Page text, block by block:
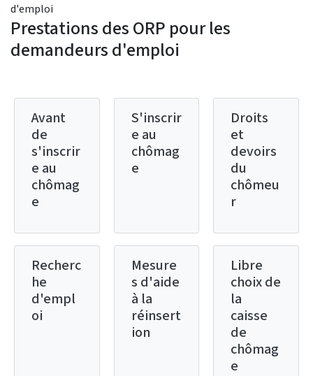
d'emploi
Prestations des ORP pour les
demandeurs d'emploi
Avant
de
s'inscrir
e au
chômag
e
S'inscrir
e au
chômag
e
Droits
et
devoirs
du
chômeu
r
Recherc
he
d'empl
oi
Mesure
s d'aide
à la
réinsert
ion
Libre
choix de
la
caisse
de
chômag
e